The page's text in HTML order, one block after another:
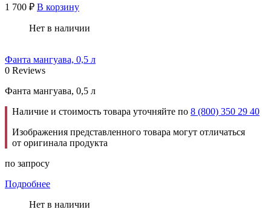
1 700 ₽ В корзину
Нет в наличии
Фанта мангуава, 0,5 л
0 Reviews
Фанта мангуава, 0,5 л
Наличие и стоимость товара уточняйте по 8 (800) 350 29 40
Изображения представленного товара могут отличаться
от оригинала продукта
по запросу
Подробнее
Нет в наличии